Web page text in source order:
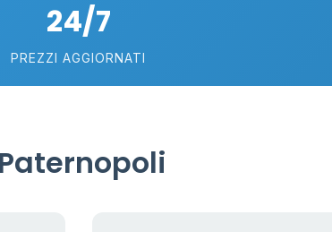
24/7
PREZZI AGGIORNATI